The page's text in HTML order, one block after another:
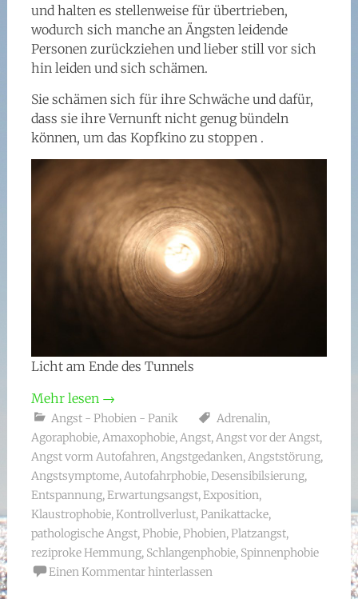
und halten es stellenweise für übertrieben,
wodurch sich manche an Ängsten leidende
Personen zurückziehen und lieber still vor sich
hin leiden und sich schämen.
Sie schämen sich für ihre Schwäche und dafür,
dass sie ihre Vernunft nicht genug bündeln
können, um das Kopfkino zu stoppen .
Licht am Ende des Tunnels
Mehr lesen →
Angst - Phobien - Panik Adrenalin,
Agoraphobie,Amaxophobie,Angst,Angst vor der Angst,
Angst vorm Autofahren,Angstgedanken,Angststörung,
Angstsymptome,Autofahrphobie,Desensibilsierung,
Entspannung,Erwartungsangst,Exposition,
Klaustrophobie,Kontrollverlust,Panikattacke,
pathologische Angst,Phobie,Phobien,Platzangst,
reziproke Hemmung, Schlangenphobie, Spinnenphobie
Einen Kommentar hinterlassen